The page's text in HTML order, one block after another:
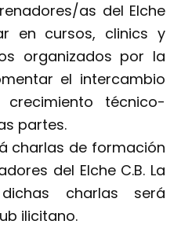
as del Elche
en cursos, clinics y
organizados por la
el intercambio
técnico-
partes.
charlas de formación
del Elche C.B. La
charlas será
ilicitano.